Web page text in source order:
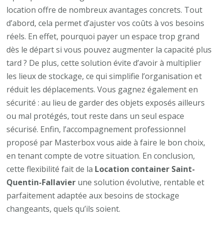
location offre de nombreux avantages concrets. Tout
d’abord, cela permet d’ajuster vos coûts à vos besoins
réels. En effet, pourquoi payer un espace trop grand
dès le départ si vous pouvez augmenter la capacité plus
tard ? De plus, cette solution évite d’avoir à multiplier
les lieux de stockage, ce qui simplifie l’organisation et
réduit les déplacements. Vous gagnez également en
sécurité : au lieu de garder des objets exposés ailleurs
ou mal protégés, tout reste dans un seul espace
sécurisé. Enfin, l’accompagnement professionnel
proposé par Masterbox vous aide à faire le bon choix,
en tenant compte de votre situation. En conclusion,
cette flexibilité fait de la Location container Saint-
Quentin-Fallavier une solution évolutive, rentable et
parfaitement adaptée aux besoins de stockage
changeants, quels qu’ils soient.